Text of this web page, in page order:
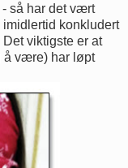
så har det vært
konkludert
viktigste er at
å være) har løpt